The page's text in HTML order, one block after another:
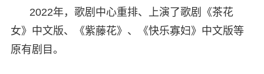
2022年，歌剧中心重排、上演了歌剧《茶花
女》中文版、《紫藤花》、《快乐寡妇》中文版等
原有剧目。